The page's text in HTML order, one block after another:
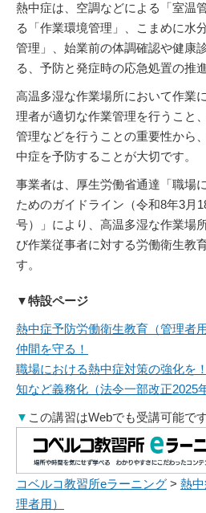
熱中症は、空調などによる「室温
る「作業環境管理」、こまめに水
管理」、始業前の体調確認や健康
る、予防と発症時の応急処置の推
高温多湿な作業場所において作業
理者が適切な作業管理を行うこと
管理などを行うことの重要性から
中症を予防することが大切です。
事業者は、厚生労働省通達「職場
ためのガイドライン（令和8年3月
号）」により、高温多湿な作業場
び作業従事者に対する労働衛生教
す。
▼特設ページ
熱中症予防労働衛生教育（管理者
仲間を守る！
職場における熱中症対策の強化を
知など義務化（法令一部改正2025
▼ この講習はWebでも受講可能です
コベルコ教習所eラーニング > 熱
理者用）